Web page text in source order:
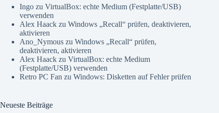
Ingo zu VirtualBox: echte Medium (Festplatte/USB)
verwenden
Alex Haack zu Windows „Recall“ prüfen, deaktivieren,
aktivieren
Ano_Nymous zu Windows „Recall“ prüfen,
deaktivieren, aktivieren
Alex Haack zu VirtualBox: echte Medium
(Festplatte/USB) verwenden
Retro PC Fan zu Windows: Disketten auf Fehler prüfen
Neueste Beiträge